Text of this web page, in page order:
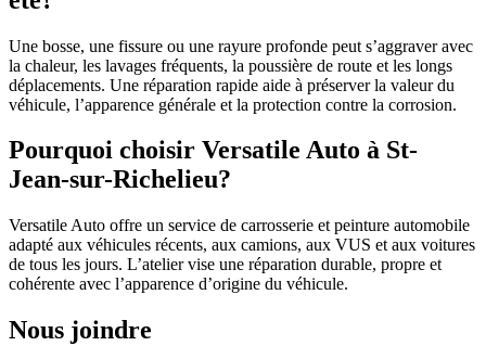
Une bosse, une fissure ou une rayure profonde peut s’aggraver avec
la chaleur, les lavages fréquents, la poussière de route et les longs
déplacements. Une réparation rapide aide à préserver la valeur du
véhicule, l’apparence générale et la protection contre la corrosion.
Pourquoi choisir Versatile Auto à St-
Jean-sur-Richelieu?
Versatile Auto offre un service de carrosserie et peinture automobile
adapté aux véhicules récents, aux camions, aux VUS et aux voitures
de tous les jours. L’atelier vise une réparation durable, propre et
cohérente avec l’apparence d’origine du véhicule.
Nous joindre